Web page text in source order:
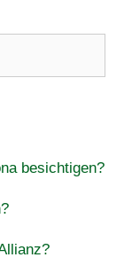
besichtigen?